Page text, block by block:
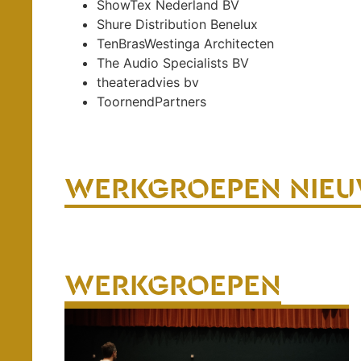
ShowTex Nederland BV
Shure Distribution Benelux
TenBrasWestinga Architecten
The Audio Specialists BV
theateradvies bv
ToornendPartners
WERKGROEPEN
WERKGROEPEN